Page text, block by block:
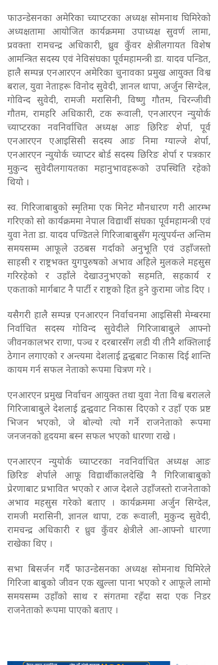
फाउन्डेसनका अमेरिका च्याप्टरका अध्यक्ष सोमनाथ घिमिरेको
अध्यक्षतामा आयोजित कार्यक्रममा उपाध्यक्ष सुवर्ण लामा,
प्रवक्ता रामचन्द्र अधिकारी, ध्रुव कुँवर क्षेत्रीलगायत विशेष
आमन्त्रित सदस्य एवं नेविसंघका पूर्वमहामन्त्री डा. यादव पन्डित,
हालै सम्पन्न एनआरएन अमेरिका चुनावका प्रमुख आयुक्त विश्व
बराल, युवा नेताहरू विनोद सुवेदी, ज्ञानल थापा, अर्जुन सिग्देल,
गोविन्द सुवेदी, रामजी मरासिनी, विष्णु गौतम, चिरन्जीवी
गौतम, रामहरि अधिकारी, टक रूवाली, एनआरएन न्युयोर्क
च्याप्टरका नवनिर्वाचित अध्यक्ष आङ छिरिङ शेर्पा, पूर्व
एनआरएन एआइसिसी सदस्य आङ निमा ग्याल्जे शेर्पा,
एनआरएन न्युयोर्क च्याप्टर बोर्ड सदस्य छिरिङ शेर्पा र पत्रकार
मुकुन्द सुवेदीलगायतका महानुभावहरूको उपस्थिति रहेको
थियो ।
स्व. गिरिजाबाबुको स्मृतिमा एक मिनेट मौनधारण गरी आरम्भ
गरिएको सो कार्यक्रममा नेपाल विद्यार्थी संघका पूर्वमहामन्त्री एवं
युवा नेता डा. यादव पण्डितले गिरिजाबाबुसँग मृत्युपर्यन्त अन्तिम
समयसम्म आफूले उठबस गर्दाको अनुभूति एवं उहाँजस्तो
साहसी र राष्ट्रभक्त युगपुरुषको अभाव अहिले मुलकले महसुस
गरिरहेको र उहाँले देखाउनुभएको सहमति, सहकार्य र
एकताको मार्गबाट नै पार्टी र राष्ट्रको हित हुने कुरामा जोड दिए ।
यसैगरी हालै सम्पन्न एनआरएन निर्वाचनमा आइसिसी मेम्बरमा
निर्वाचित सदस्य गोविन्द सुवेदीले गिरिजाबाबुले आफ्नो
जीवनकालभर राणा, पञ्च र दरबारसँग लडी यी तीनै शक्तिलाई
ठेगान लगाएको र अन्त्यमा देशलाई द्वन्द्वबाट निकास दिई शान्ति
कायम गर्न सफल नेताको रूपमा चित्रण गरे ।
एनआरएन प्रमुख निर्वाचन आयुक्त तथा युवा नेता विश्व बरालले
गिरिजाबाबुले देशलाई द्वन्द्ववाट निकास दिएको र उहाँ एक प्रष्ट
भिजन भएको, जे बोल्यो त्यो गर्ने राजनेताको रूपमा
जनजनको हृदयमा बस्न सफल भएको धारणा राखे ।
एनआरएन न्युयोर्क च्याप्टरका नवनिर्वाचित अध्यक्ष आङ
छिरिङ शेर्पाले आफू विद्यार्थीकालदेखि नै गिरिजाबाबुको
प्रेरणाबाट प्रभावित भएको र आज देशले उहाँजस्तो राजनेताको
अभाव महसुस गरेको बताए । कार्यक्रममा अर्जुन सिग्देल,
रामजी मरासिनी, ज्ञानल थापा, टक रूवाली, मुकुन्द सुवेदी,
रामचन्द्र अधिकारी र ध्रुव कुँवर क्षेत्रीले आ-आफ्नो धारणा
राखेका थिए ।
सभा बिसर्जन गर्दै फाउन्डेसनका अध्यक्ष सोमनाथ घिमिरेले
गिरिजा बाबुको जीवन एक खुल्ला पाना भएको र आफूले लामो
समयसम्म उहाँको साथ र संगतमा रहँदा सदा एक निडर
राजनेताको रूपमा पाएको बताए ।